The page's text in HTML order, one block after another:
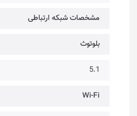
مشخصات شبکه ارتباطی
بلوتوث
5.1
Wi-Fi